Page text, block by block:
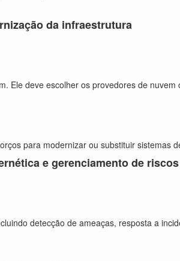
da infraestrutura
Ele deve escolher os provedores de
para modernizar ou substituir sistemas
e gerenciamento de riscos
detecção de ameaças, resposta a